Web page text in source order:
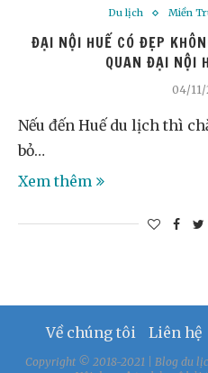
Du lịch Miền
ĐẠI NỘI HUẾ CÓ ĐẸP
QUAN ĐẠI NỘI
04/11/
Nếu đến Huế du lịch thì
bỏ…
Xem thêm
Về chúng tôi Liên hệ
Copyright © 2018-2021 | Blog du